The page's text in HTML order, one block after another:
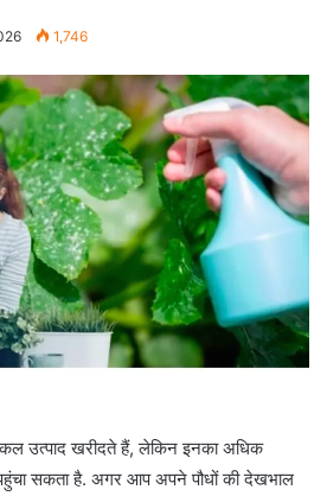
1,746
उत्पाद खरीदते हैं, लेकिन इनका अधिक
सकता है. अगर आप अपने पौधों की देखभाल